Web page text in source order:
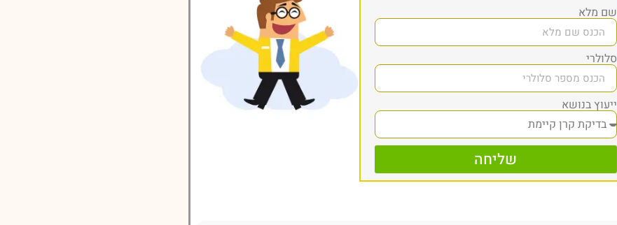
שם מלא
סלולרי
ייעוץ בנושא
שליחה